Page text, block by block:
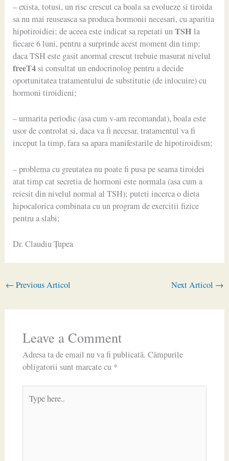
– exista, totusi, un risc crescut ca boala sa evolueze si tiroida
sa nu mai reuseasca sa produca hormonii necesari, cu aparitia
hipotiroidiei; de aceea este indicat sa repetati unTSHla
fiecare 6 luni, pentru a surprinde acest moment din timp;
daca TSH este gasit anormal crescut trebuie masurat nivelul
freeT4 si consultat un endocrinolog pentru a decide
oportunitatea tratamentului de substitutie (de inlocuire) cu
hormoni tiroidieni;
– urmarita periodic (asa cum v-am recomandat), boala este
usor de controlat si, daca va fi necesar, tratamentul va fi
inceput la timp, fara sa apara manifestarile de hipotiroidism;
– problema cu greutatea nu poate fi pusa pe seama tiroidei
atat timp cat secretia de hormoni este normala (asa cum a
reiesit din nivelul normal al TSH); puteti incerca o dieta
hipocalorica combinata cu un program de exercitii fizice
pentru a slabi;
Dr. Claudiu Ţupea
← Previous Articol Next Articol →
Leave a Comment
Adresa ta de email nu va fi publicată. Câmpurile
obligatorii sunt marcate cu *
here..